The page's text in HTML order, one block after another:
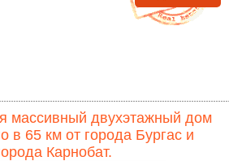
для проживания. Дом
со следующей
этаже есть...
массивный двухэтажный дом
в 65 км от города Бургас и
Карнобат.